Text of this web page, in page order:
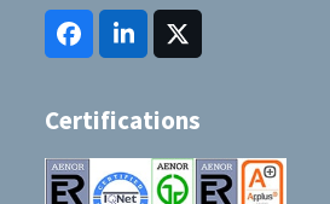
FacebookLinkedInTwitter
(deprecated)
Certifications